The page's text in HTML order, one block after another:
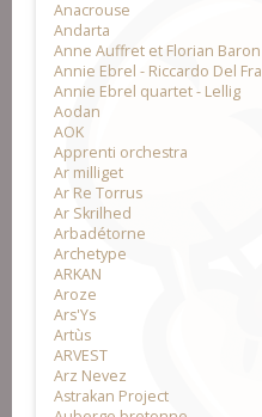
Anacrouse
Andarta
Anne Auffret et Florian Baron
Annie Ebrel - Riccardo Del Fra
Annie Ebrel quartet - Lellig
Aodan
AOK
Apprenti orchestra
Ar milliget
Ar Re Torrus
Ar Skrilhed
Arbadétorne
Archetype
ARKAN
Aroze
Ars'Ys
Artùs
ARVEST
Arz Nevez
Astrakan Project